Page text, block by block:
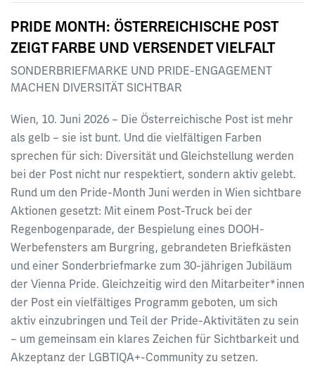
PRIDE MONTH: ÖSTERREICHISCHE POST
ZEIGT FARBE UND VERSENDET VIELFALT
SONDERBRIEFMARKE UND PRIDE-ENGAGEMENT
MACHEN DIVERSITÄT SICHTBAR
Wien, 10. Juni 2026 – Die Österreichische Post ist mehr
als gelb – sie ist bunt. Und die vielfältigen Farben
sprechen für sich: Diversität und Gleichstellung werden
bei der Post nicht nur respektiert, sondern aktiv gelebt.
Rund um den Pride-Month Juni werden in Wien sichtbare
Aktionen gesetzt: Mit einem Post-Truck bei der
Regenbogenparade, der Bespielung eines DOOH-
Werbefensters am Burgring, gebrandeten Briefkästen
und einer Sonderbriefmarke zum 30-jährigen Jubiläum
der Vienna Pride. Gleichzeitig wird den Mitarbeiter*innen
der Post ein vielfältiges Programm geboten, um sich
aktiv einzubringen und Teil der Pride-Aktivitäten zu sein
– um gemeinsam ein klares Zeichen für Sichtbarkeit und
Akzeptanz der LGBTIQA+-Community zu setzen.